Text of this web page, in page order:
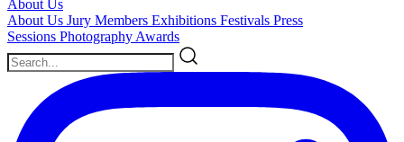
About Us
About Us Jury Members Exhibitions Festivals Press
Sessions Photography Awards